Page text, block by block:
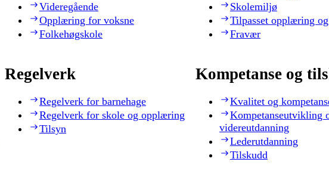
Videregående
Opplæring for voksne
Folkehøgskole
Skolemiljø
Tilpasset opplæring
Fravær
Regelverk
Regelverk for barnehage
Regelverk for skole og opplæring
Tilsyn
Kompetanse og
Kvalitet og
Kompetanseutvikling
videreutdanning
Lederutdanning
Tilskudd